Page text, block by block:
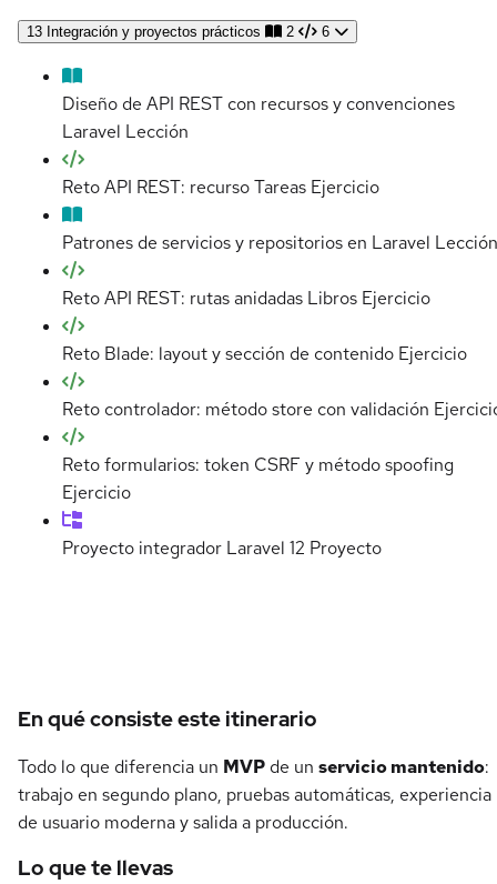
13 Integración y proyectos prácticos 2 6
Diseño de API REST con recursos y convenciones
Laravel Lección
Reto API REST: recurso Tareas Ejercicio
Patrones de servicios y repositorios en Laravel Lección
Reto API REST: rutas anidadas Libros Ejercicio
Reto Blade: layout y sección de contenido Ejercicio
Reto controlador: método store con validación
Reto formularios: token CSRF y método spoofing
Ejercicio
Proyecto integrador Laravel 12 Proyecto
Detalles del curso
En qué consiste este itinerario
Todo lo que diferencia un MVP de un servicio mantenido:
trabajo en segundo plano, pruebas automáticas, experiencia
de usuario moderna y salida a producción.
Lo que te llevas